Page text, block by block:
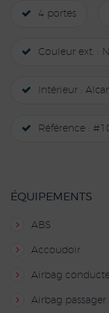
4 portes
Couleur ext. :
Intérieur :
Référence :
ÉQUIPEMENTS
ABS
Accoudoir
Airbag
Airbag passager